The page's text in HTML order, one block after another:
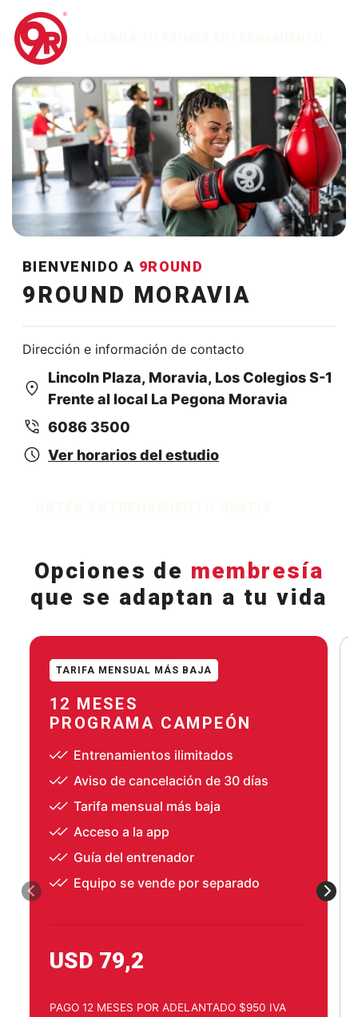
BIENVENIDO A 9ROUND
9ROUND MORAVIA
Dirección e información de contacto
Lincoln Plaza, Moravia, Los Colegios S-1
Frente al local La Pegona Moravia
6086 3500
Ver horarios del estudio
Opciones de membresía
que se adaptan a tu vida
TARIFA MENSUAL MÁS BAJA
12 MESES
PROGRAMA CAMPEÓN
Entrenamientos ilimitados
Aviso de cancelación de 30 días
Tarifa mensual más baja
Acceso a la app
Guía del entrenador
Equipo se vende por separado
USD 79,2
PAGO 12 MESES POR ADELANTADO $950 IVA